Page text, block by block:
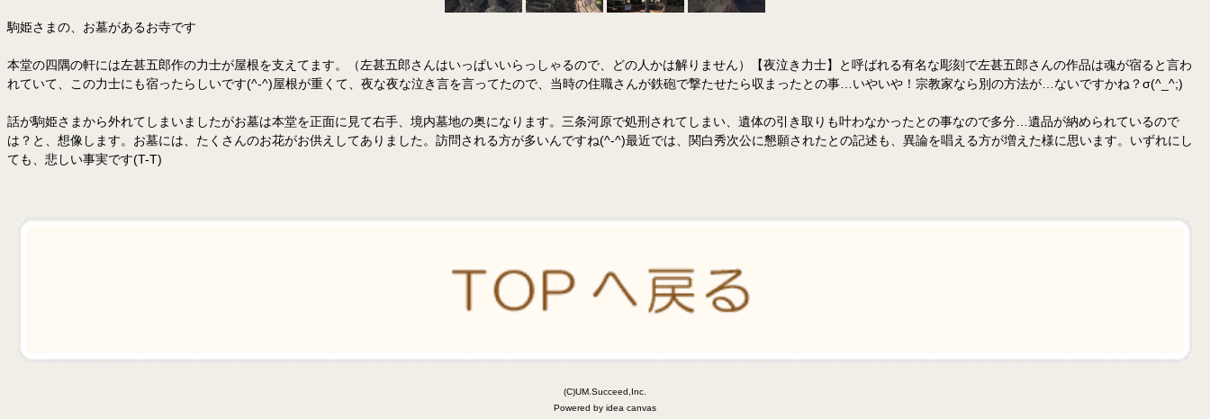
駒姫さまの、お墓があるお寺です
本堂の四隅の軒には左甚五郎作の力士が屋根を支えてます。（左甚五郎さんはいっぱいいらっしゃるので、どの人かは解りません）【夜泣き力士】と呼ばれる有名な彫刻で左甚五郎さんの作品は魂が宿ると言わ
れていて、この力士にも宿ったらしいです(^-^)屋根が重くて、夜な夜な泣き言を言ってたので、当時の住職さんが鉄砲で撃たせたら収まったとの事…いやいや！宗教家なら別の方法が…ないですかね？σ(^_^;)
話が駒姫さまから外れてしまいましたがお墓は本堂を正面に見て右手、境内墓地の奥になります。三条河原で処刑されてしまい、遺体の引き取りも叶わなかったとの事なので多分…遺品が納められているので
は？と、想像します。お墓には、たくさんのお花がお供えしてありました。訪問される方が多いんですね(^-^)最近では、関白秀次公に懇願されたとの記述も、異論を唱える方が増えた様に思います。いずれにし
ても、悲しい事実です(T-T)
(C)UM.Succeed,Inc.
Powered by idea canvas